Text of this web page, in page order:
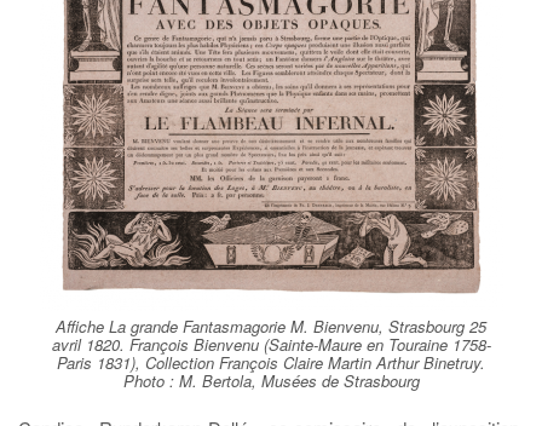
Affiche La grande Fantasmagorie M. Bienvenu, Strasbourg 25
avril 1820. François Bienvenu (Sainte-Maure en Touraine 1758-
Paris 1831), Collection François Claire Martin Arthur Binetruy.
Photo : M. Bertola, Musées de Strasbourg